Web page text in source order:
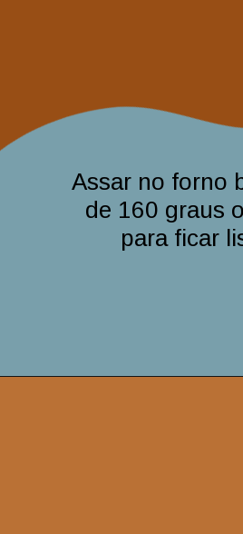
Assar no forno
de 160 graus
para ficar